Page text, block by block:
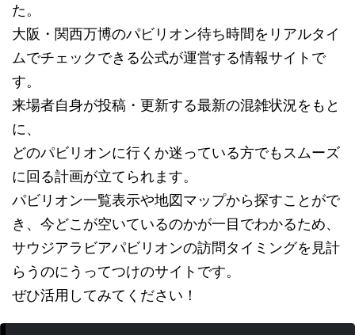
た。
大阪・関西万博のパビリオン待ち時間をリアルタイ
ムでチェックできる公式が運営する情報サイトで
す。
来場者自身が投稿・更新する最新の混雑状況をもと
に、
どのパビリオンに行くか迷っている方でもスムーズ
に回る計画が立てられます。
パビリオン一覧表示や地図マップから探すことがで
き、今どこが空いているのかが一目でわかるため、
サウジアラビアパビリオンの訪問タイミングを見計
らうのにうってつけのサイトです。
ぜひ活用してみてください！